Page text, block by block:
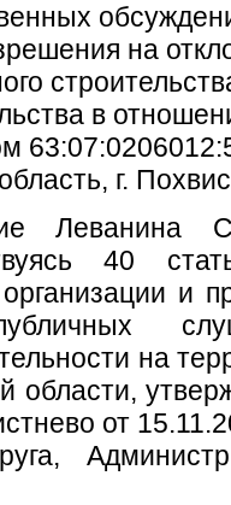
на
в
г.
Леванина
40
и
на
области,
от